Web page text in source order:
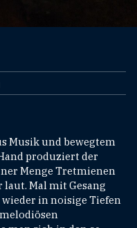
Musik und bewegtem
produziert der
Menge Tretmienen
laut. Mal mit Gesang
in noisige Tiefen